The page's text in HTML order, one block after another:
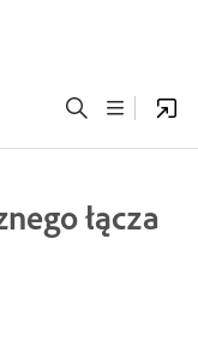
łącza